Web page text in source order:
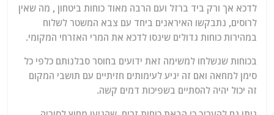
לדכא אך ורק ביד ברזל ועם הרבה מאוד כוחות ביטחון , מה שאין
לרוסים, נתבקשו האיראנים ביחד עם צבא המשטר לשלוח
במהירות כוחות גדולים שינסו לדכא את המרי האזרחי המקומי.
בכוחות שנשלחו למשימה זאת ידועים בחוסר סבלנותם כלפי כל
סימן למחאה ואם זה יגיע לעימותים חזיתיים עם תושבי המקום
זה יכול יהיה להסתיים בשפיכות דמים קשה.